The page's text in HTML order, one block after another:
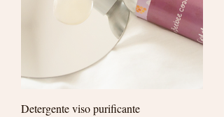
Detergente viso purificante